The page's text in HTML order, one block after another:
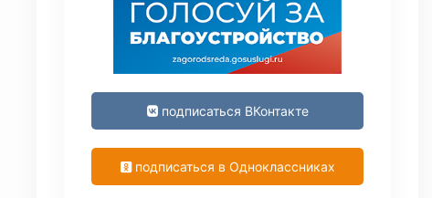
подписаться ВКонтакте
подписаться в Одноклассниках